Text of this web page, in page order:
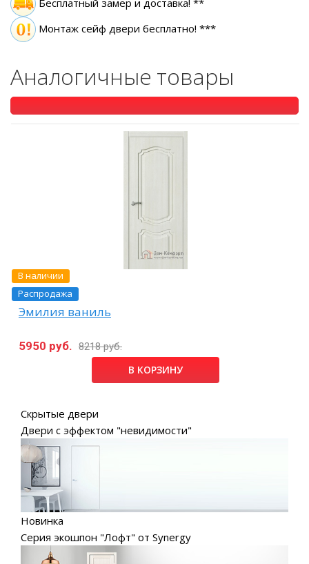
Монтаж сейф двери бесплатно! ***
Аналогичные товары
В наличии
Распродажа
Эмилия ваниль
5950 руб. 8218 руб.
В КОРЗИНУ
Скрытые двери
Двери с эффектом "невидимости"
Новинка
Серия экошпон "Лофт" от Synergy